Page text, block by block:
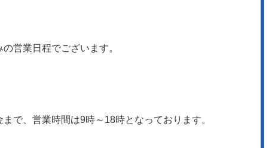
営業日程でございます。
で、営業時間は9時～18時となっております。